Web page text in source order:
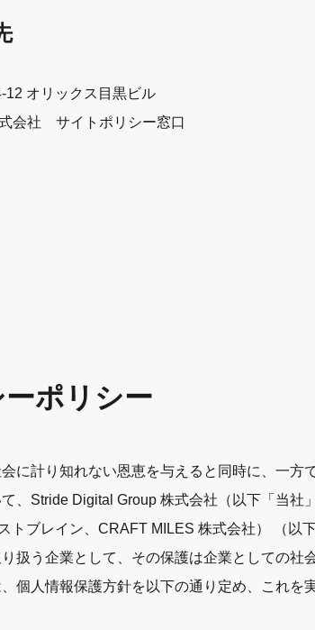
12 オリックス目黒ビル
会社 サイトポリシー窓口
ポリシー
に計り知れない恩恵を与えると同時に、一方
、Stride Digital Group 株式会社（以下「当
トブレイン、CRAFT MILES 株式会社） （
扱う企業として、その保護は企業としての社
個人情報保護方針を以下の通り定め、これを